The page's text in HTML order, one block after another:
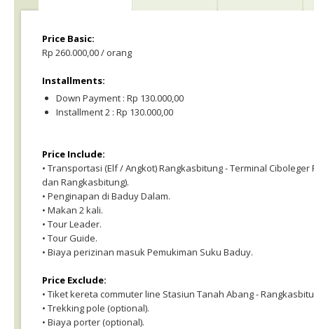
Price Basic:
Rp 260.000,00 / orang
Installments:
Down Payment : Rp 130.000,00
Installment 2 : Rp 130.000,00
Price Include:
• Transportasi (Elf / Angkot) Rangkasbitung - Terminal
dan Rangkasbitung).
• Penginapan di Baduy Dalam.
• Makan 2 kali.
• Tour Leader.
• Tour Guide.
• Biaya perizinan masuk Pemukiman Suku Baduy.
Price Exclude:
• Tiket kereta commuter line Stasiun Tanah Abang -
• Trekking pole (optional).
• Biaya porter (optional).